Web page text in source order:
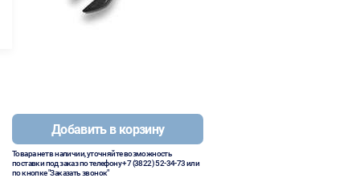
Добавить в корзину
Товара нет в наличии, уточняйте возможность
поставки под заказ по телефону+7 (3822) 52-34-73или
по кнопке "Заказать звонок"